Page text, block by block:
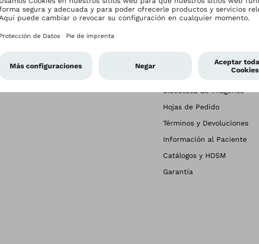
de Prensa
Prensa
Empresa
Contáctenos
Carreras
Ottobock.care
Profesionales
Solicitud de Cuenta
Ayuda de la Tienda
Biblioteca de Imágenes
Hojas de Pedido
Términos y Devoluciones
Información al Paciente
Catálogos y HDSM
Garantía